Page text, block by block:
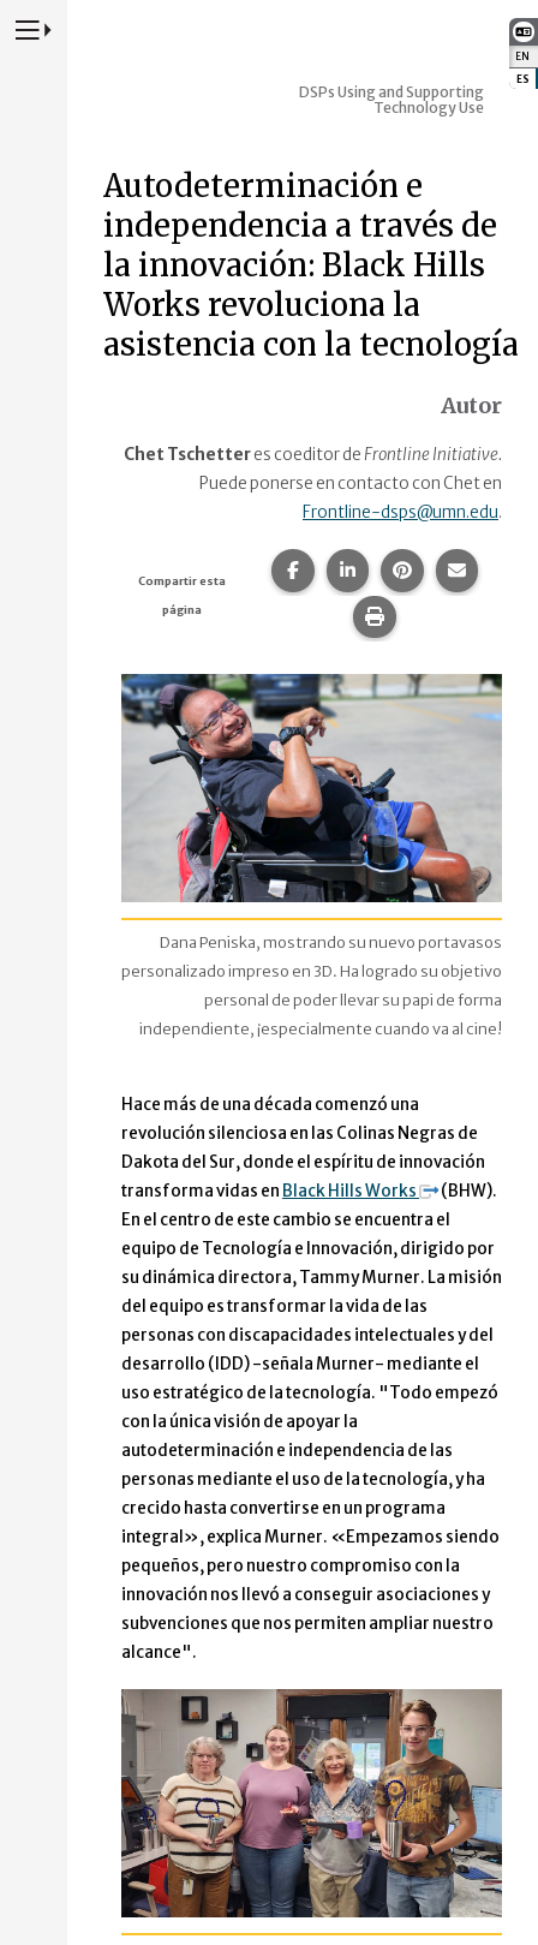
EN
ES
Presione para alternar la navegación principal del sitio web
DSPs Using and Supporting
Technology Use
Autodeterminación e
independencia a través de
la innovación: Black Hills
Works revoluciona la
asistencia con la tecnología
Autor
Chet Tschetteres coeditor deFrontline Initiative.
Puede ponerse en contacto con Chet en
Frontline-dsps@umn.edu.
Compartir esta
página
Compartir esta página en
Compartir esta
Compartir
Imprime esta
Dana Peniska, mostrando su nuevo portavasos
personalizado impreso en 3D. Ha logrado su objetivo
personal de poder llevar su papi de forma
independiente, ¡especialmente cuando va al cine!
Hace más de una década comenzó una
revolución silenciosa en las Colinas Negras de
Dakota del Sur, donde el espíritu de innovación
transforma vidas en Black Hills Works
(BHW).
En el centro de este cambio se encuentra el
equipo de Tecnología e Innovación, dirigido por
su dinámica directora, Tammy Murner. La misión
del equipo es transformar la vida de las
personas con discapacidades intelectuales y del
desarrollo (IDD) -señala Murner- mediante el
uso estratégico de la tecnología. "Todo empezó
con la única visión de apoyar la
autodeterminación e independencia de las
personas mediante el uso de la tecnología, y ha
crecido hasta convertirse en un programa
integral», explica Murner. «Empezamos siendo
pequeños, pero nuestro compromiso con la
innovación nos llevó a conseguir asociaciones y
subvenciones que nos permiten ampliar nuestro
alcance".